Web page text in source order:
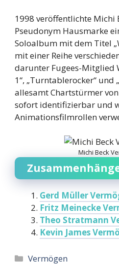
1998 veröffentlichte Michi
Pseudonym Hausmarke
Soloalbum mit dem Titel
mit einer Reihe
darunter Fugees-Mitglied
1“, „Turntablerocker“ und
allesamt Chartstürmer
sofort identifizierbar und
Animationsfilmrollen
Michi Beck
Gerd Müller
Fritz Meinecke
Theo Stratmann
Kevin James
Categories
Vermögen